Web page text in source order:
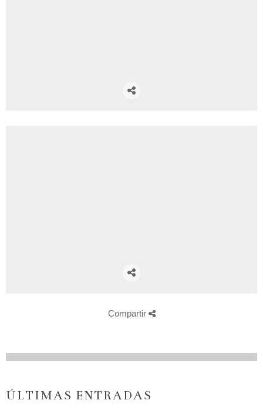
Compartir
ÚLTIMAS ENTRADAS